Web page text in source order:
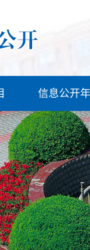
信息公开